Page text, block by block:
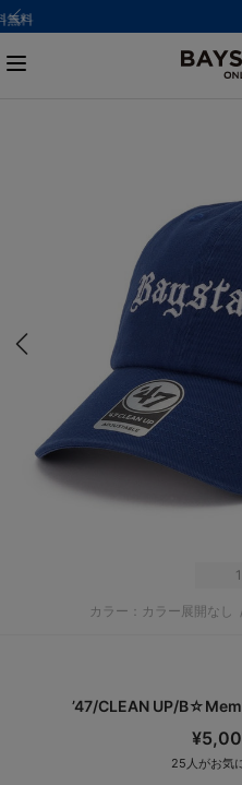
ご注文集中による
1
カラー：カラー展開なし
’47/CLEAN UP/
25 人がお気